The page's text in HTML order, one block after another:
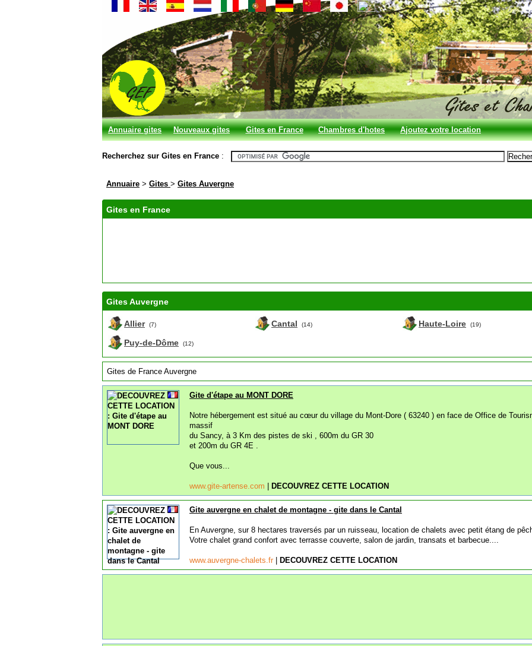
Annuaire gites Nouveaux gites
et chambres
Gites en France Chambres d'hotes
en France
Ajoutez votre location
Recherchez sur Gites en France :
Annuaire > Gites > Gites Auvergne
Gites en France
Gites Auvergne
Allier (7)
Puy-de-Dôme (12)
Cantal (14) Haute-Loire (19)
Gites de France Auvergne
Gite d'étape au MONT DORE
Notre hébergement est situé au cœur du village du Mont-Dore ( 63240 ) en face de Office de
massif
du Sancy, à 3 Km des pistes de ski , 600m du GR 30
et 200m du GR 4E .
Que vous...
www.gite-artense.com DECOUVREZ CETTE LOCATION
Gite auvergne en chalet de montagne - gite dans le Cantal
En Auvergne, sur 8 hectares traversés par un ruisseau, location de chalets avec petit étang de
Votre chalet grand confort avec terrasse couverte, salon de jardin, transats et barbecue....
www.auvergne-chalets.fr DECOUVREZ CETTE LOCATION